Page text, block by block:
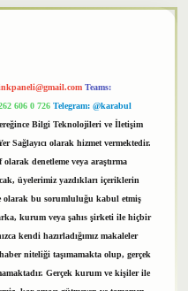
Teams:
606 0 726 Telegram: @karabul
Bilgi Teknolojileri ve İletişim
Sağlayıcı olarak hizmet vermektedir.
denetleme veya araştırma
üyelerimiz yazdıkları içeriklerin
olarak bu sorumluluğu kabul etmiş
kurum veya şahıs şirketi ile hiçbir
kendi hazırladığımız makaleler
niteliği taşımamakta olup, gerçek
Gerçek kurum ve kişiler ile